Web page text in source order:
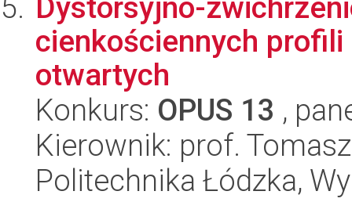
Dystorsyjno-
cienkościennych
otwartych
Konkurs: OPUS 13 ,
Kierownik: prof.
Politechnika Łódzka,